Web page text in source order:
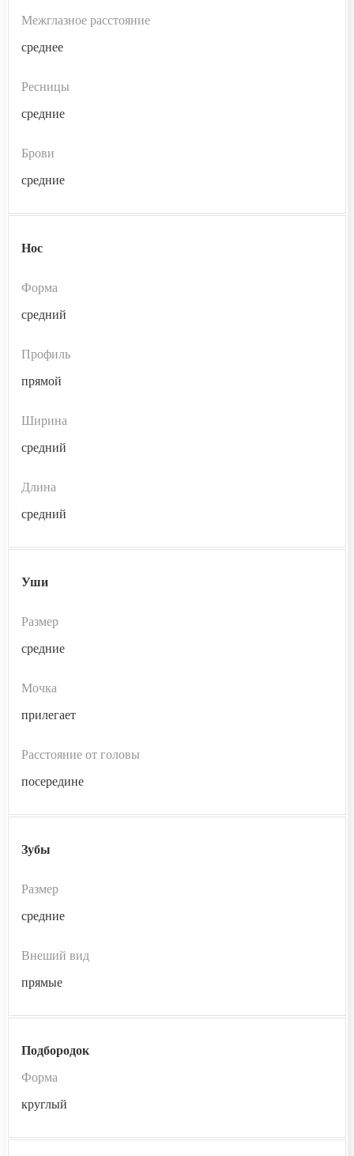
Межглазное расстояние
среднее
Ресницы
средние
Брови
средние
Нос
Форма
средний
Профиль
прямой
Ширина
средний
Длина
средний
Уши
Размер
средние
Мочка
прилегает
Расстояние от головы
посередине
Зубы
Размер
средние
Внеший вид
прямые
Подбородок
Форма
круглый